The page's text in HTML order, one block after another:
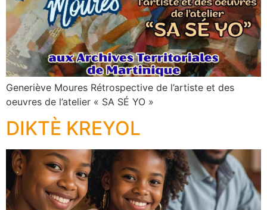
Generiève Moures Rétrospective de l’artiste et des
oeuvres de l’atelier « SA SÉ YO »
DIKTÈ KREYOL